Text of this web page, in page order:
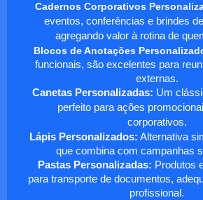
Cadernos Corporativos
eventos, conferências e brindes
agregando valor à rotina de
Blocos de Anotações
funcionais, são excelentes para
externas.
Canetas Personalizadas: Um
perfeito para ações
corporativos.
Lápis Personalizados: Alternativa
que combina com campanhas
Pastas Personalizadas: Produtos
para transporte de documentos,
profissional.